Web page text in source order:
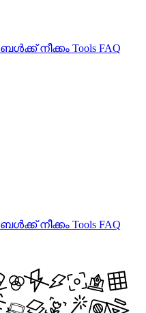
ബൾക്ക് നീക്കം Tools FAQ
ബൾക്ക് നീക്കം Tools FAQ